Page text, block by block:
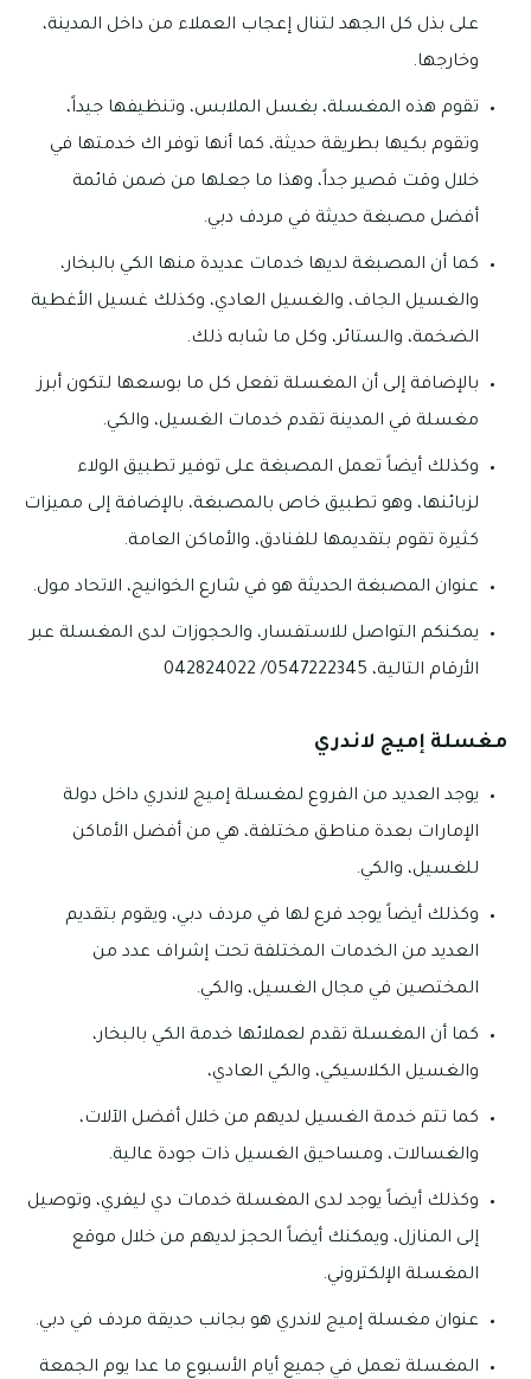
على بذل كل الجهد لتنال إعجاب العملاء من داخل المدينة،
وخارجها.
تقوم هذه المغسلة، بغسل الملابس، وتنظيفها جيداً،
وتقوم بكيها بطريقة حديثة، كما أنها توفر اك خدمتها في
خلال وقت قصير جداً، وهذا ما جعلها من ضمن قائمة
أفضل مصبغة حديثة في مردف دبي.
كما أن المصبغة لديها خدمات عديدة منها الكي بالبخار،
والغسيل الجاف، والغسيل العادي، وكذلك غسيل الأغطية
الضخمة، والستائر، وكل ما شابه ذلك.
بالإضافة إلى أن المغسلة تفعل كل ما بوسعها لتكون أبرز
مغسلة في المدينة تقدم خدمات الغسيل، والكي.
وكذلك أيضاً تعمل المصبغة على توفير تطبيق الولاء
لزبائنها، وهو تطبيق خاص بالمصبغة، بالإضافة إلى مميزات
كثيرة تقوم بتقديمها للفنادق، والأماكن العامة.
عنوان المصبغة الحديثة هو في شارع الخوانيج، الاتحاد مول.
يمكنكم التواصل للاستفسار، والحجوزات لدى المغسلة عبر
الأرقام التالية، 0547222345/ 042824022
مغسلة إميج لاندري
يوجد العديد من الفروع لمغسلة إميج لاندري داخل دولة
الإمارات بعدة مناطق مختلفة، هي من أفضل الأماكن
للغسيل، والكي.
وكذلك أيضاً يوجد فرع لها في مردف دبي، ويقوم بتقديم
العديد من الخدمات المختلفة تحت إشراف عدد من
المختصين في مجال الغسيل، والكي.
كما أن المغسلة تقدم لعملائها خدمة الكي بالبخار،
والغسيل الكلاسيكي، والكي العادي،
كما تتم خدمة الغسيل لديهم من خلال أفضل الآلات،
والغسالات، ومساحيق الغسيل ذات جودة عالية.
وكذلك أيضاً يوجد لدى المغسلة خدمات دي ليفري، وتوصيل
إلى المنازل، ويمكنك أيضاً الحجز لديهم من خلال موقع
المغسلة الإلكتروني.
عنوان مغسلة إميج لاندري هو بجانب حديقة مردف في دبي.
المغسلة تعمل في جميع أيام الأسبوع ما عدا يوم الجمعة